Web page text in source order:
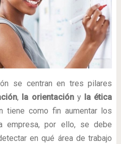
se centran en tres pilares
, la orientacióny la ética
tiene como fin aumentar los
empresa, por ello, se debe
en qué área de trabajo